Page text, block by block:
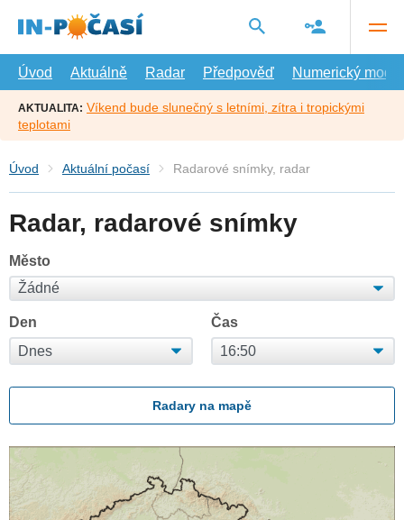
hlavní
Úvod
Aktuálně Radar Předpověď Numerický model
AKTUALITA: Víkend bude slunečný s letními, zítra i tropickými
teplotami
Úvod Aktuální počasí Radarové snímky, radar
Radar, radarové snímky
Město
Den Čas
Radary na mapě